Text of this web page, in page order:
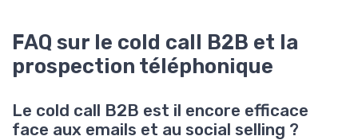
FAQ sur le cold call B2B et la
prospection téléphonique
Le cold call B2B est il encore efficace
face aux emails et au social selling ?